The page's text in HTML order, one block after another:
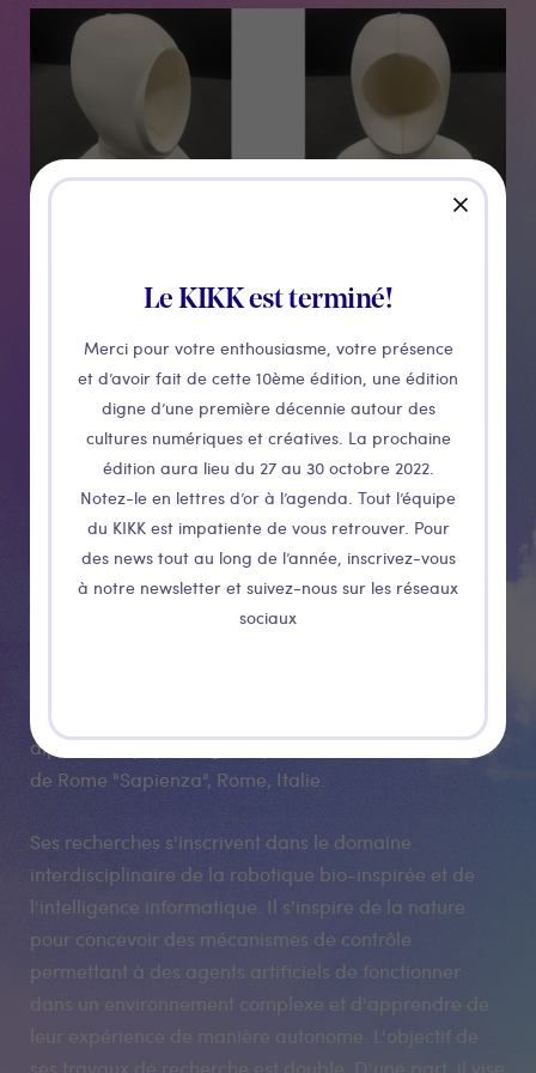
Le KIKK est terminé!
Merci pour votre enthousiasme, votre présence
et d’avoir fait de cette 10ème édition, une édition
digne d’une première décennie autour des
cultures numériques et créatives. La prochaine
édition aura lieu du 27 au 30 octobre 2022.
Notez-le en lettres d’or à l’agenda. Tout l’équipe
du KIKK est impatiente de vous retrouver. Pour
des news tout au long de l’année, inscrivez-vous
à notre newsletter et suivez-nous sur les réseaux
sociaux
close
Elio Tuci est chargé de cours au département
d'informatique de l'Université de Namur, en Belgique.
De septembre 2016 à août 2018, il a été maître de
conférences au département d'informatique de
l'université Middlesex, à Londres, au Royaume-Uni.
De septembre 2010 à septembre 2016, il a été maître
de conférences au département d'informatique de
l'université d'Aberystwyth (Royaume-Uni), où il était
membre du groupe de robotique intelligente. En 2003,
diplôme en psychologie expérimentale de l'université
de Rome "Sapienza", Rome, Italie.
Ses recherches s'inscrivent dans le domaine
interdisciplinaire de la robotique bio-inspirée et de
l'intelligence informatique. Il s'inspire de la nature
pour concevoir des mécanismes de contrôle
permettant à des agents artificiels de fonctionner
dans un environnement complexe et d'apprendre de
leur expérience de manière autonome. L'objectif de
ses travaux de recherche est double. D'une part, il vise